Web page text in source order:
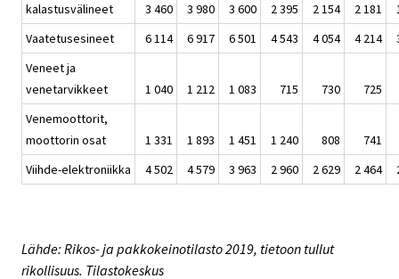
kalastusvälineet
3 460 3 980 3 600 2 395 2 154 2 181
Vaatetusesineet
6 114 6 917 6 501 4 543 4 054 4 214
Veneet ja
venetarvikkeet
1 040 1 212 1 083 715 730
725
Venemoottorit,
moottorin osat
1 331 1 893 1 451 1 240 808
741
Viihde-elektroniikka
4 502 4 579 3 963 2 960 2 629 2 464
Lähde: Rikos- ja pakkokeinotilasto 2019, tietoon tullut
rikollisuus. Tilastokeskus